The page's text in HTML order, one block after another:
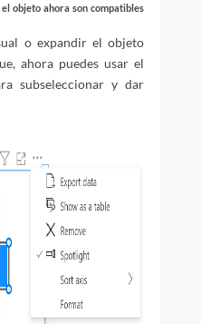
objeto ahora son compatibles
o expandir el objeto
ahora puedes usar el
subseleccionar y dar